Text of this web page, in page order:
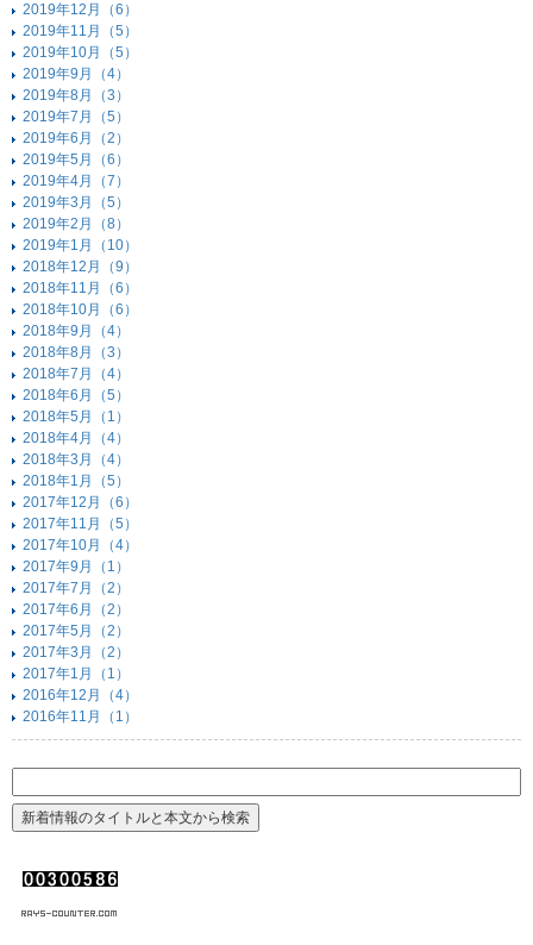
2019年12月（6）
2019年11月（5）
2019年10月（5）
2019年9月（4）
2019年8月（3）
2019年7月（5）
2019年6月（2）
2019年5月（6）
2019年4月（7）
2019年3月（5）
2019年2月（8）
2019年1月（10）
2018年12月（9）
2018年11月（6）
2018年10月（6）
2018年9月（4）
2018年8月（3）
2018年7月（4）
2018年6月（5）
2018年5月（1）
2018年4月（4）
2018年3月（4）
2018年1月（5）
2017年12月（6）
2017年11月（5）
2017年10月（4）
2017年9月（1）
2017年7月（2）
2017年6月（2）
2017年5月（2）
2017年3月（2）
2017年1月（1）
2016年12月（4）
2016年11月（1）